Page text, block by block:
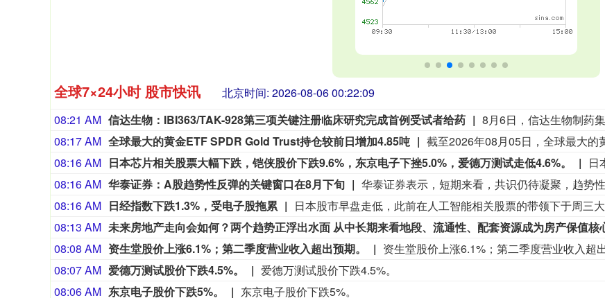
全球7×24小时 股市快讯 北京时间: 2026-08-06 00:22:11
08:21 AM 信达生物：IBI363/TAK-928第三项关键注册临床研究完成首例受试者给药
08:17 AM 全球最大的黄金ETF SPDR Gold Trust持仓较前日增加4.85吨
08:16 AM 日本芯片相关股票大幅下跌，铠侠股价下跌9.6%，东京电子下挫5.0%，爱德万测试走低4.6%。
08:16 AM 华泰证券：A股趋势性反弹的关键窗口在8月下旬
08:16 AM 日经指数下跌1.3%，受电子股拖累
08:13 AM 未来房地产走向会如何？两个趋势正浮出水面 从中长期来看地段、流通性、配套资源成为房产保值
08:08 AM 资生堂股价上涨6.1%；第二季度营业收入超出预期。
资生堂股价上涨6.1%；第二季度营业收入超出
08:07 AM 爱德万测试股价下跌4.5%。
爱德万测试股价下跌4.5%。
08:06 AM 东京电子股价下跌5%。 东京电子股价下跌5%。